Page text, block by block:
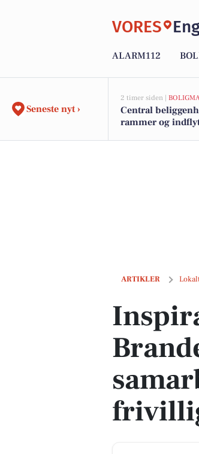
VORES
ALARM112
Seneste nyt ›
2 timer siden |
Central
rammer og
ARTIKLER
Inspirationsaften